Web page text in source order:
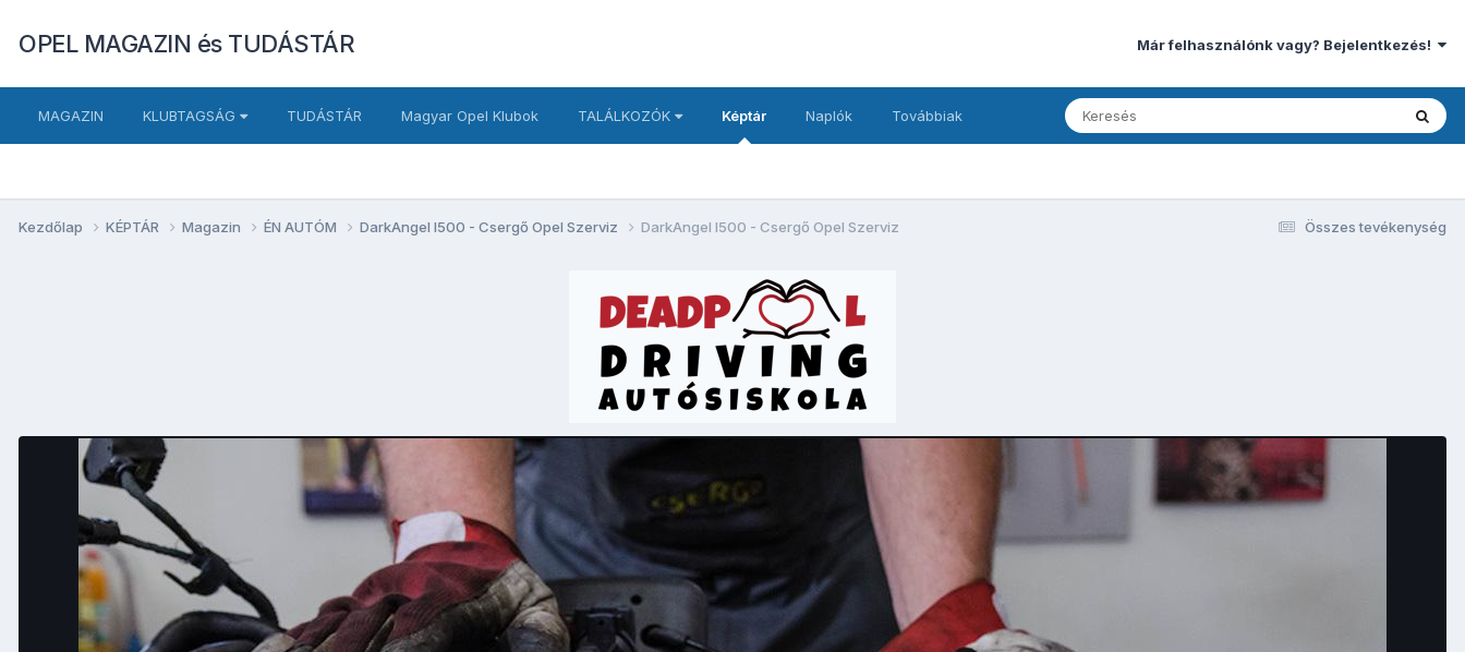
OPEL MAGAZIN és TUDÁSTÁR Már felhasználónk vagy? Bejelentkezés!
MAGAZIN KLUBTAGSÁG TUDÁSTÁR Magyar Opel Klubok TALÁLKOZÓK Képtár Naplók Továbbiak
Összes tevékenység
Kezdőlap KÉPTÁR Magazin ÉN AUTÓM DarkAngel I500 - Csergő Opel Szerviz DarkAngel I500 - Csergő Opel Szerviz